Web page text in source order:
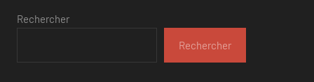
Rechercher
Rechercher